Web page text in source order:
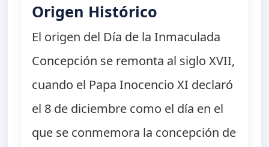
Origen Histórico
El origen del Día de la Inmaculada
Concepción se remonta al siglo XVII,
cuando el Papa Inocencio XI declaró
el 8 de diciembre como el día en el
que se conmemora la concepción de